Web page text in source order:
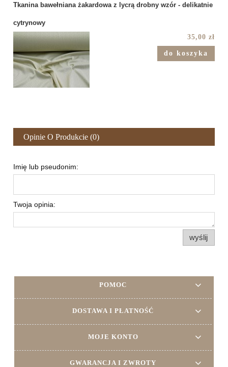
Tkanina bawełniana żakardowa z lycrą drobny wzór - delikatnie
cytrynowy
35,00 zł
do koszyka
Opinie O Produkcie (0)
Imię lub pseudonim:
Twoja opinia:
wyślij
POMOC
DOSTAWA I PŁATNOŚĆ
MOJE KONTO
GWARANCJA I ZWROTY